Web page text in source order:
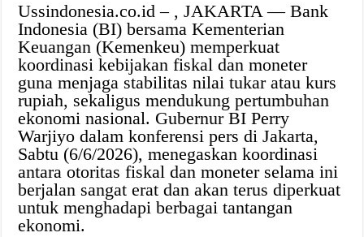
Ussindonesia.co.id – , JAKARTA — ‎Bank
Indonesia (BI) bersama Kementerian
Keuangan (Kemenkeu) memperkuat
koordinasi kebijakan fiskal dan moneter
guna menjaga stabilitas nilai tukar atau kurs
rupiah, sekaligus mendukung pertumbuhan
ekonomi nasional. Gubernur BI Perry
Warjiyo dalam konferensi pers di Jakarta,
Sabtu (6/6/2026), menegaskan koordinasi
antara otoritas fiskal dan moneter selama ini
berjalan sangat erat dan akan terus diperkuat
untuk menghadapi berbagai tantangan
ekonomi.‎